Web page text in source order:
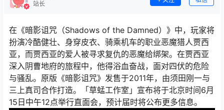
站长
在《暗影诅咒（Shadows of the Damned）》中，玩家将
扮演冷酷健壮、身穿皮衣、骑乘机车的职业恶魔猎人贾西
亚，而贾西亚的爱人被寻求复仇的恶魔给绑架。在贾西亚
深入阴曹地府的旅程中，他得浴血奋战，面对四伏的危险
与骚乱。原版《暗影诅咒》发售于2011年，由须田刚一与
三上真司合作打造。「草蜢工作室」宣布将于北京时间6月
15日中午12点举行直面会，预计届时将公布更多信息。